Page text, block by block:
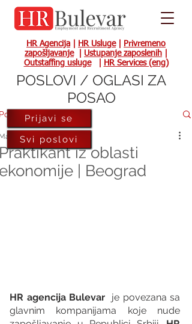
HR Agencija HR Usluge|
Privremeno
zapošljavanje| Ustupanje zaposlenih
Outstaffing usluge| HR Services (eng)
iz oblasti
| Beograd
8, 2023
HR agencija Bulevar
  je povezana sa
glavnim kompanijama koje nude
Prijavi se
Svi poslovi
POSLOVI / OGLASI ZA
POSAO